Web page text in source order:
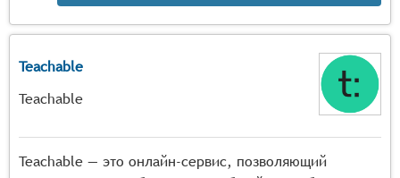
Teachable
Teachable
Teachable — это онлайн-сервис, позволяющий